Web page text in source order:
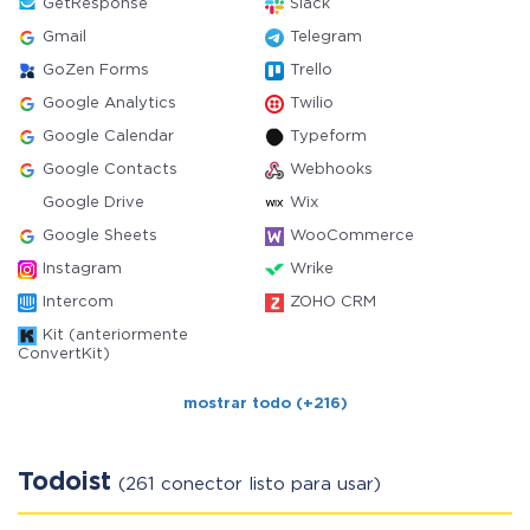
GetResponse Slack
Gmail Telegram
GoZen Forms Trello
Google Analytics Twilio
Google Calendar Typeform
Google Contacts Webhooks
Google Drive Wix
Google Sheets WooCommerce
Instagram Wrike
Intercom ZOHO CRM
Kit (anteriormente
ConvertKit)
mostrar todo (+216)
Todoist (261 conector listo para usar)